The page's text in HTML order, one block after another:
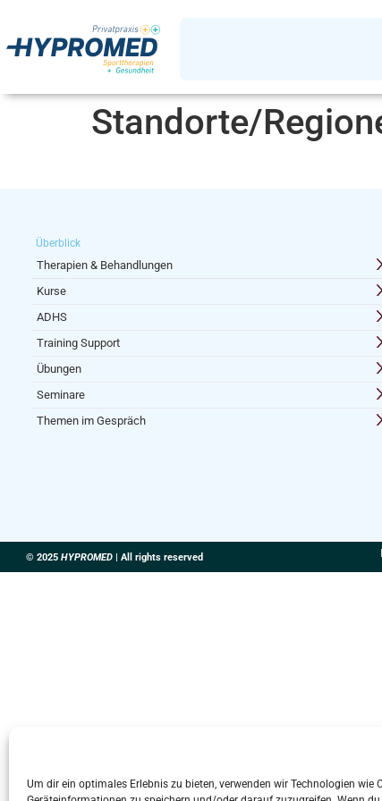
Um dir ein optimales Erlebnis zu bieten, verwenden wir Technologien wie
Standorte/
Überblick
Therapien & Behandlungen
Kurse
ADHS
Training Support
Übungen
Seminare
Themen im Gespräch
© 2025 HYPROMED | All rights reserved